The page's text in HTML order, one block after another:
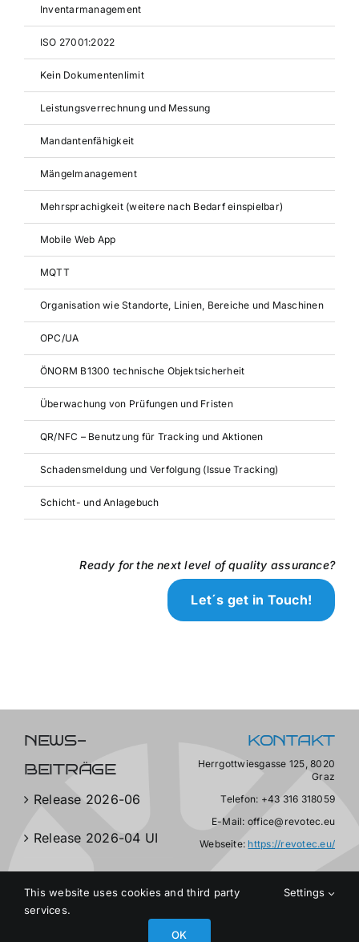
Inventarmanagement
ISO 27001:2022
Kein Dokumentenlimit
Leistungsverrechnung und Messung
Mandantenfähigkeit
Mängelmanagement
Mehrsprachigkeit (weitere nach Bedarf einspielbar)
Mobile Web App
MQTT
Organisation wie Standorte, Linien, Bereiche und Maschinen
OPC/UA
ÖNORM B1300 technische Objektsicherheit
Überwachung von Prüfungen und Fristen
QR/NFC – Benutzung für Tracking und Aktionen
Schadensmeldung und Verfolgung (Issue Tracking)
Schicht- und Anlagebuch
Ready for the next level of quality assurance?
Let´s get in Touch!
NEWS-
BEITRÄGE
Release 2026-06
Release 2026-04 UI
KONTAKT
Herrgottwiesgasse 125, 8020
Graz
Telefon: +43 316 318059
E-Mail: office@revotec.eu
Webseite: https://revotec.eu/
© Copyright 2025 RevotecGmbH
This website uses cookies and third party
services.
Settings
OK